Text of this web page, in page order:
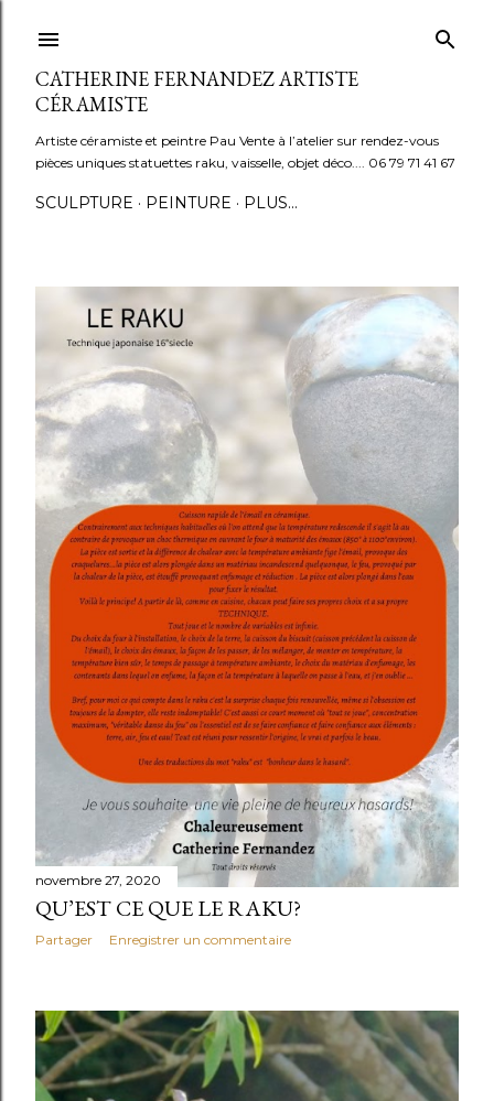
CATHERINE FERNANDEZ ARTISTE
CÉRAMISTE
Artiste céramiste et peintre Pau Vente à l’atelier sur rendez-vous
pièces uniques statuettes raku, vaisselle, objet déco.... 06 79 71 41 67
SCULPTURE PEINTURE PLUS…
A
t
i
c
s
novembre 27, 2020
QU’EST CE QUE LE RAKU?
Partager Enregistrer un commentaire